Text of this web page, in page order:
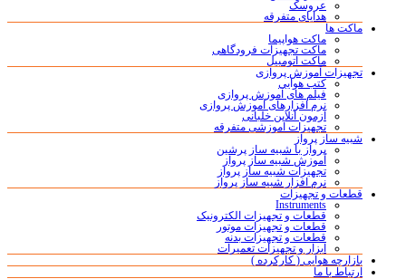
عروسک
هدایای متفرقه
ماکت ها
ماکت هواپیما
ماکت تجهیزات فرودگاهی
ماکت اتومبیل
تجهیزات آموزش پروازی
کتب هوایی
فیلم های آموزش پروازی
نرم افزارهای آموزش پروازی
آزمون آنلاین خلبانی
تجهیزات آموزشی متفرقه
شبیه ساز پرواز
پرواز با شبیه ساز پرشین
آموزش شبیه ساز پرواز
تجهیزات شبیه ساز پرواز
نرم افزار شبیه ساز پرواز
قطعات و تجهیزات
Instruments
قطعات و تجهیزات الکترونیک
قطعات و تجهیزات موتور
قطعات و تجهیزات بدنه
ابزار و تجهیزات تعمیرات
بازارچه هوایی ( کارکرده )
ارتباط با ما